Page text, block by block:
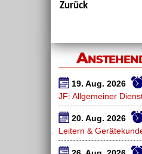
Zurück
19. Aug. 2026
JF: Allgemeiner
20. Aug. 2026
Leitern &